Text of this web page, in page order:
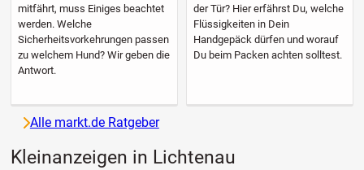
mitfährt, muss Einiges beachtet
werden. Welche
Sicherheitsvorkehrungen passen
zu welchem Hund? Wir geben die
Antwort.
der Tür? Hier erfährst Du, welche
Flüssigkeiten in Dein
Handgepäck dürfen und worauf
Du beim Packen achten solltest.
Alle markt.de Ratgeber
Kleinanzeigen in Lichtenau